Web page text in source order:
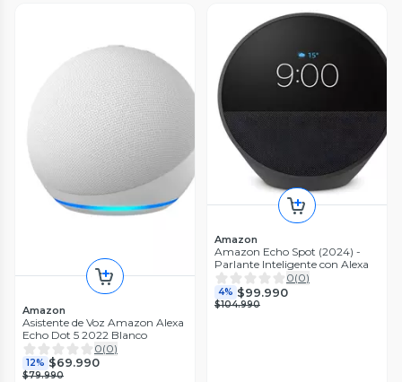
Amazon
Asistente de Voz Amazon Alexa
Echo Dot 5 2022 Blanco
0(0)
12% $69.990
$79.990
Amazon
Amazon Echo Spot (2024) -
Parlante Inteligente con Alexa
0(0)
4% $99.990
$104.990